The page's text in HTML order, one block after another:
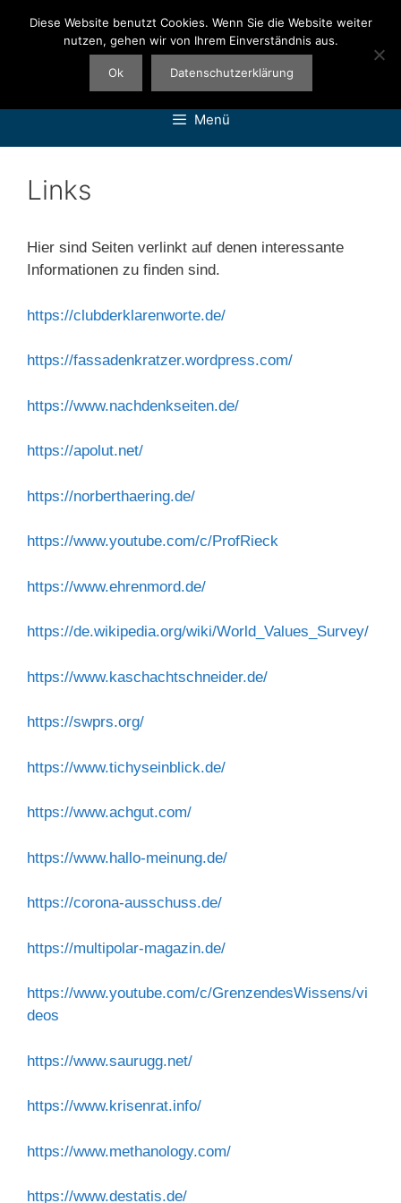
Inhalt
Menü
Links
Hier sind Seiten verlinkt auf denen interessante
Informationen zu finden sind.
https://clubderklarenworte.de/
https://fassadenkratzer.wordpress.com/
https://www.nachdenkseiten.de/
https://apolut.net/
https://norberthaering.de/
https://www.youtube.com/c/ProfRieck
https://www.ehrenmord.de/
https://de.wikipedia.org/wiki/World_Values_Survey/
https://www.kaschachtschneider.de/
https://swprs.org/
https://www.tichyseinblick.de/
https://www.achgut.com/
https://www.hallo-meinung.de/
https://corona-ausschuss.de/
https://multipolar-magazin.de/
https://www.youtube.com/c/GrenzendesWissens/vi
deos
https://www.saurugg.net/
https://www.krisenrat.info/
https://www.methanology.com/
https://www.destatis.de/
Diese Website benutzt Cookies. Wenn Sie die Website weiter
nutzen, gehen wir von Ihrem Einverständnis aus.
Ok Datenschutzerklärung